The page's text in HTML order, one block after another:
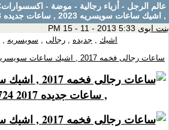
عالم الرجل - أزياء رجالية - موضة - اكسسوارات
, اشيك ساعات سويسريه 2023 , ساعات جديده 2023
بنت ابوى
اشيك جديده رجالى سويسريه
ساعات رجالى فخمه 2017 , اشيك ساعات سويسريه 2018 , ساعات جديده 2017